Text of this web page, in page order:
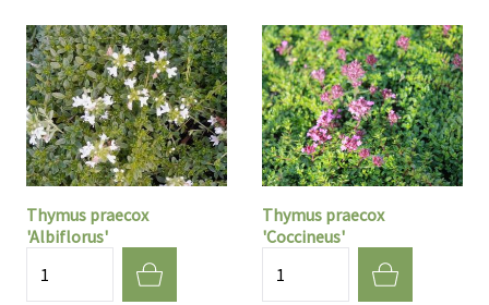
Thymus praecox
'Albiflorus'
Thymus praecox
'Coccineus'